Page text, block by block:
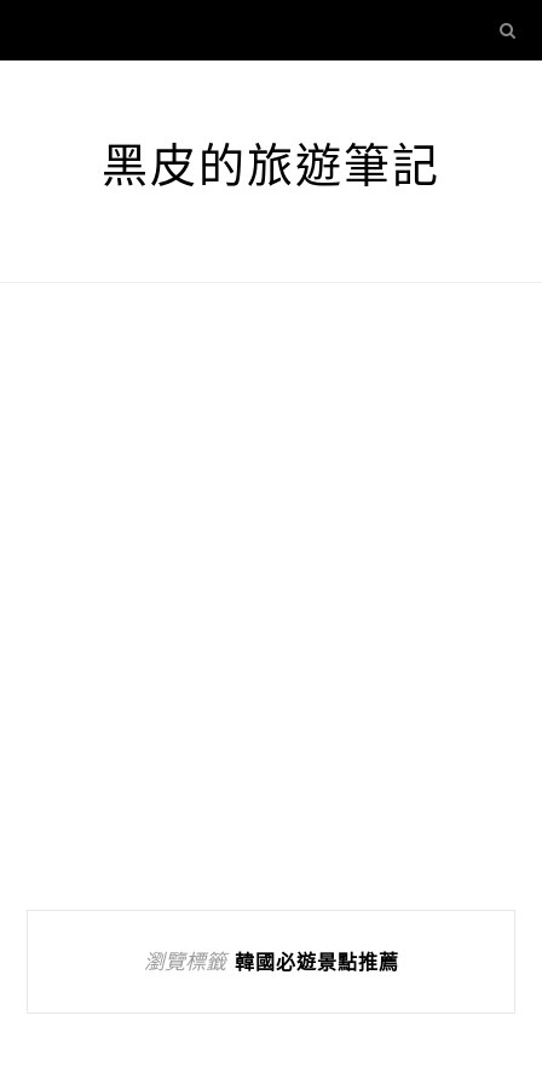
黑皮的旅遊筆記
瀏覽標籤 韓國必遊景點推薦